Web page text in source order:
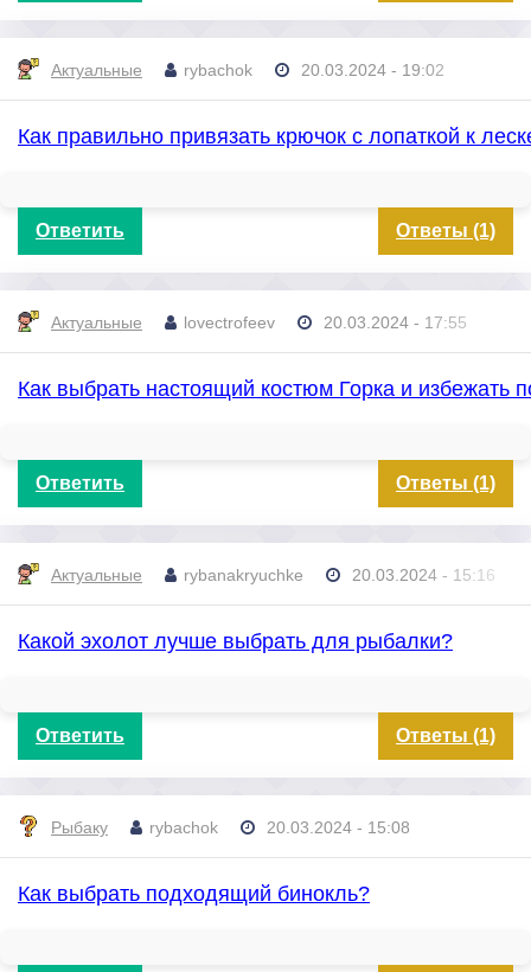
Актуальные rybachok 20.03.2024 - 19:02
Как правильно привязать крючок с лопаткой к
Ответить Ответы (1)
Актуальные lovectrofeev 20.03.2024 - 17:55
Как выбрать настоящий костюм Горка и избежать
Ответить Ответы (1)
Актуальные rybanakryuchke 20.03.2024 - 15:16
Какой эхолот лучше выбрать для рыбалки?
Ответить Ответы (1)
Рыбаку rybachok 20.03.2024 - 15:08
Как выбрать подходящий бинокль?